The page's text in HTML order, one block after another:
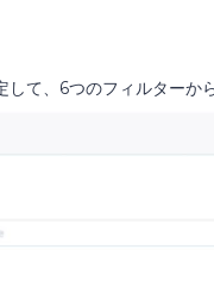
て、6つのフィルターか